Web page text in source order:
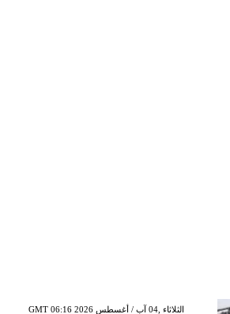
GMT 06:16 2026 الثلاثاء ,04 آب / أغسطس